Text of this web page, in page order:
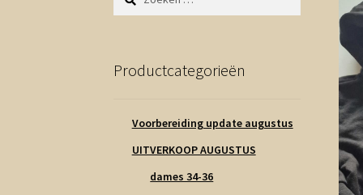
naar:
Productcategorieën
Voorbereiding update augustus
UITVERKOOP AUGUSTUS
dames 34-36